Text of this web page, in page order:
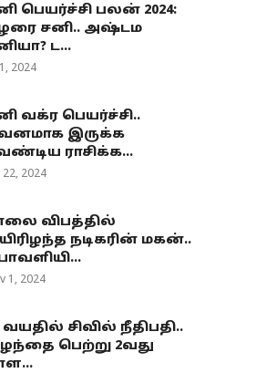
பெயர்ச்சி பலன் 2024:
சனி.. அஷ்டம
ட...
1, 2024
வக்ர பெயர்ச்சி..
இருக்க
ராசிக்க...
22, 2024
விபத்தில்
நடிகரின் மகன்..
1, 2024
வயதில் சிவில் நீதிபதி..
பெற்று 2வது